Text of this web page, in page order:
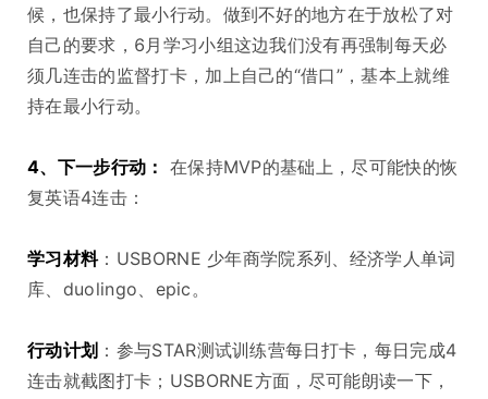
候，也保持了最小行动。做到不好的地方在于放松了对
自己的要求，6月学习小组这边我们没有再强制每天必
须几连击的监督打卡，加上自己的“借口”，基本上就维
持在最小行动。
4、下一步行动： 在保持MVP的基础上，尽可能快的恢
复英语4连击：
学习材料：USBORNE 少年商学院系列、经济学人单词
库、duolingo、epic。
行动计划 ：参与STAR测试训练营每日打卡，每日完成4
连击就截图打卡；USBORNE方面，尽可能朗读一下，